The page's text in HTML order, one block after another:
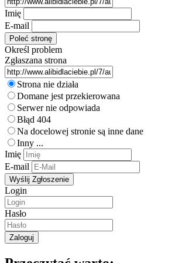
Imię
E-mail
Określ problem
Zgłaszana strona
Strona nie działa
Domane jest przekierowana
Serwer nie odpowiada
Błąd 404
Na docelowej stronie są inne dane
Inny ...
Imię
E-mail
Login
Hasło